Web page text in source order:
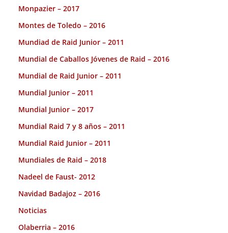
Monpazier – 2017
Montes de Toledo – 2016
Mundiad de Raid Junior – 2011
Mundial de Caballos Jóvenes de Raid – 2016
Mundial de Raid Junior – 2011
Mundial Junior – 2011
Mundial Junior – 2017
Mundial Raid 7 y 8 años – 2011
Mundial Raid Junior – 2011
Mundiales de Raid – 2018
Nadeel de Faust- 2012
Navidad Badajoz – 2016
Noticias
Olaberria – 2016